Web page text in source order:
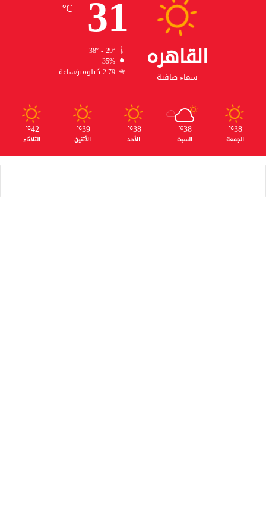
القاهره
سماء صافية
31
℃
38º - 29º
35%
2.79 كيلومتر/ساعة
38
℃
الجمعة
38
℃
السبت
38
℃
الأحد
39
℃
الأثنين
42
℃
الثلاثاء